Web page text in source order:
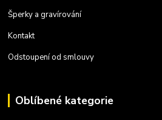
Šperky a gravírování
Kontakt
Odstoupení od smlouvy
Oblíbené kategorie